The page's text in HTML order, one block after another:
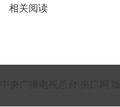
相关阅读